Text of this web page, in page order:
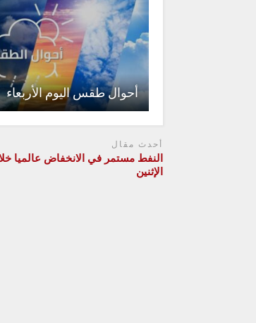
أحوال طقس اليوم الأربعاء
أحدث مقال
النفط مستمر في الانخفاض عالميا
الإثنين